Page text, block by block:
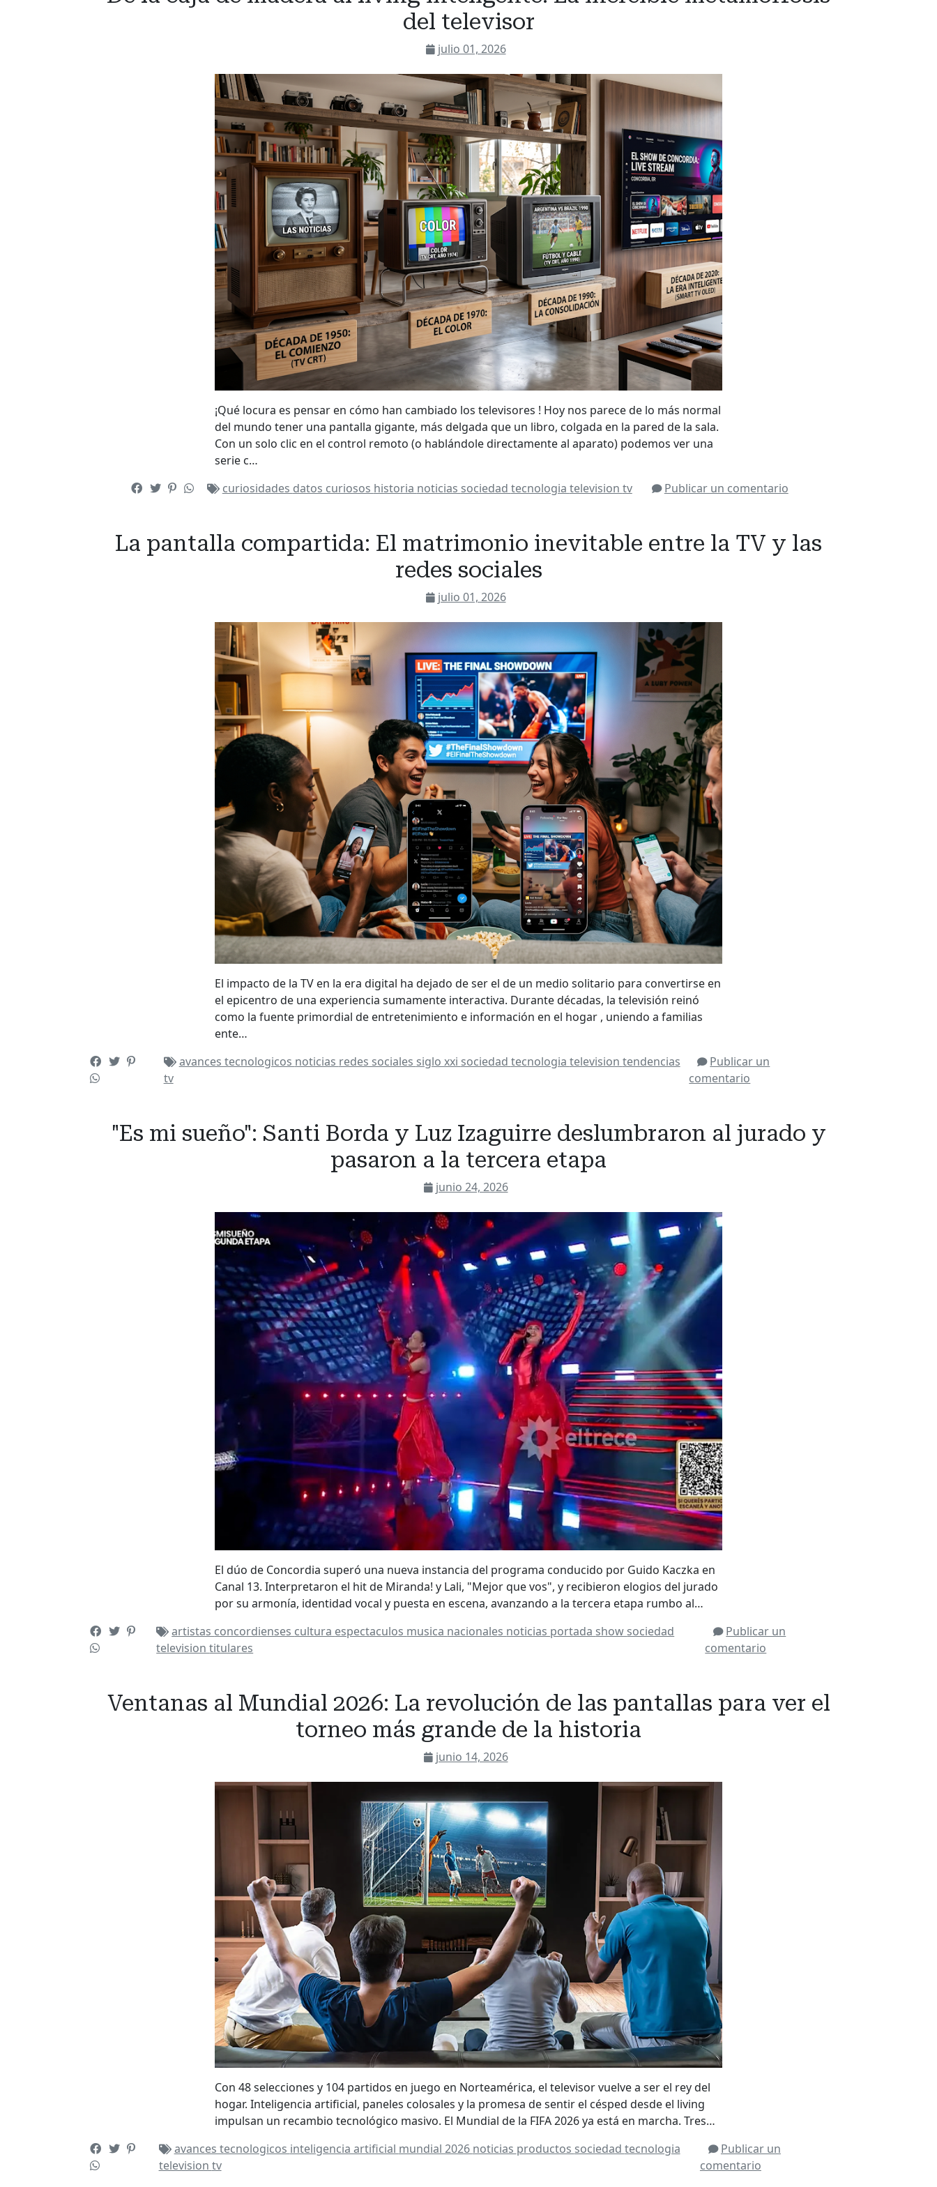
del televisor
julio 01, 2026
¡Qué locura es pensar en cómo han cambiado los televisores ! Hoy nos parece de lo más normal
del mundo tener una pantalla gigante, más delgada que un libro, colgada en la pared de la sala.
Con un solo clic en el control remoto (o hablándole directamente al aparato) podemos ver una
serie c…
curiosidades datos curiosos historia noticias sociedad tecnologia television tv Publicar un comentario
La pantalla compartida: El matrimonio inevitable entre la TV y las
redes sociales
julio 01, 2026
El impacto de la TV en la era digital ha dejado de ser el de un medio solitario para convertirse en
el epicentro de una experiencia sumamente interactiva. Durante décadas, la televisión reinó
como la fuente primordial de entretenimiento e información en el hogar , uniendo a familias
ente…
avances tecnologicos noticias redes sociales siglo xxi sociedad tecnologia television tendencias
tv
Publicar un
comentario
"Es mi sueño": Santi Borda y Luz Izaguirre deslumbraron al jurado y
pasaron a la tercera etapa
junio 24, 2026
El dúo de Concordia superó una nueva instancia del programa conducido por Guido Kaczka en
Canal 13. Interpretaron el hit de Miranda! y Lali, "Mejor que vos", y recibieron elogios del jurado
por su armonía, identidad vocal y puesta en escena, avanzando a la tercera etapa rumbo al…
artistas concordienses cultura espectaculos musica nacionales noticias portada show sociedad
televisiontitulares
Publicar un
comentario
Ventanas al Mundial 2026: La revolución de las pantallas para ver el
torneo más grande de la historia
junio 14, 2026
Con 48 selecciones y 104 partidos en juego en Norteamérica, el televisor vuelve a ser el rey del
hogar. Inteligencia artificial, paneles colosales y la promesa de sentir el césped desde el living
impulsan un recambio tecnológico masivo. El Mundial de la FIFA 2026 ya está en marcha. Tres…
avances tecnologicos inteligencia artificial mundial 2026 noticias productos sociedad tecnologia
television tv
Publicar un
comentario